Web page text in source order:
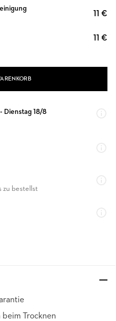
11 €
11 €
Dienstag 18/8
zu bestellst
Trocknen